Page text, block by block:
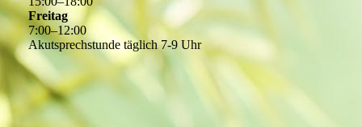
Freitag
7:00–12:00
Akutsprechstunde täglich 7-9 Uhr